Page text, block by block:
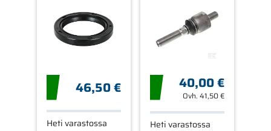
46,50 €
Heti varastossa
40,00 €
Ovh.41,50 €
Heti varastossa